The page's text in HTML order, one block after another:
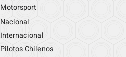
Motorsport
Nacional
Internacional
Pilotos Chilenos